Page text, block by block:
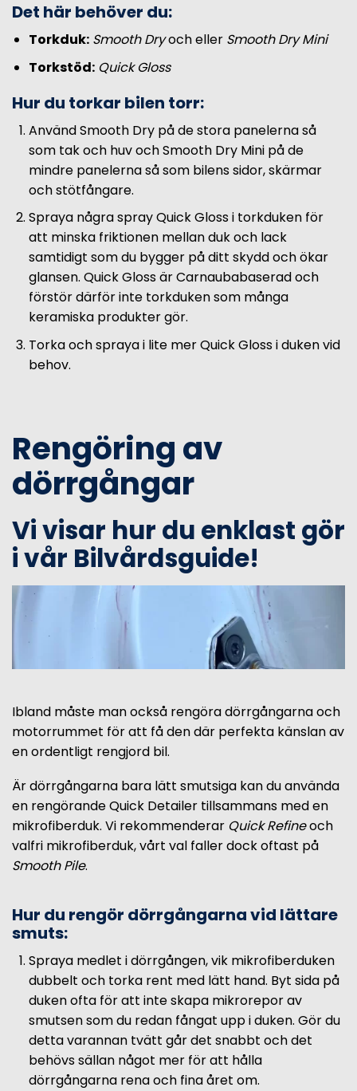
Det här behöver du:
Torkduk: Smooth Dryoch eller Smooth Dry Mini
Torkstöd: Quick Gloss
Hur du torkar bilen torr:
Använd Smooth Dry på de stora panelerna så
som tak och huv och Smooth Dry Mini på de
mindre panelerna så som bilens sidor, skärmar
och stötfångare.
Spraya några spray Quick Gloss i torkduken för
att minska friktionen mellan duk och lack
samtidigt som du bygger på ditt skydd och ökar
glansen. Quick Gloss är Carnaubabaserad och
förstör därför inte torkduken som många
keramiska produkter gör.
Torka och spraya i lite mer Quick Gloss i duken vid
behov.
Rengöring av
dörrgångar
Vi visar hur du enklast gör
i vår Bilvårdsguide!
Ibland måste man också rengöra dörrgångarna och
motorrummet för att få den där perfekta känslan av
en ordentligt rengjord bil.
Är dörrgångarna bara lätt smutsiga kan du använda
en rengörande Quick Detailer tillsammans med en
mikrofiberduk. Vi rekommenderar Quick Refineoch
valfri mikrofiberduk, vårt val faller dock oftast på
Smooth Pile.
Hur du rengör dörrgångarna vid lättare
smuts:
Spraya medlet i dörrgången, vik mikrofiberduken
dubbelt och torka rent med lätt hand. Byt sida på
duken ofta för att inte skapa mikrorepor av
smutsen som du redan fångat upp i duken. Gör du
detta varannan tvätt går det snabbt och det
behövs sällan något mer för att hålla
dörrgångarna rena och fina året om.